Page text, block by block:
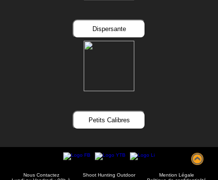
Dispersante
Petits Calibres
Nous Contactez Shoot Hunting Outdoor
Mention Légale